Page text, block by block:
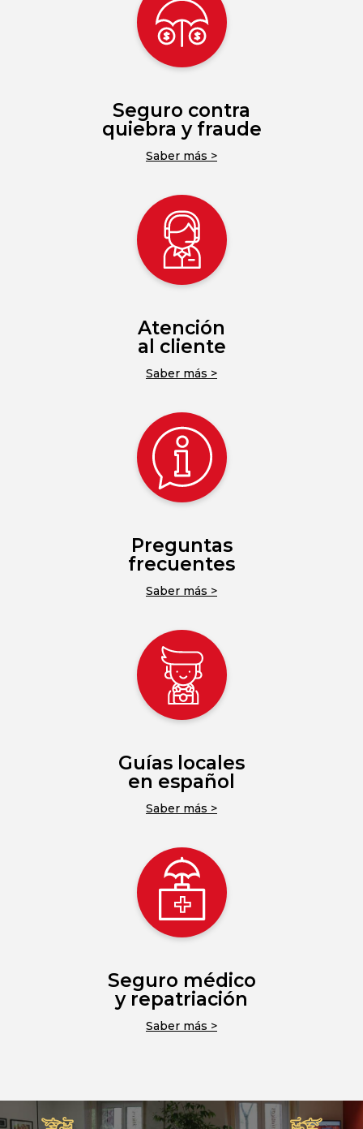
Seguro contra
quiebra y fraude
Saber más >
Atención
al cliente
Saber más >
Preguntas
frecuentes
Saber más >
Guías locales
en español
Saber más >
Seguro médico
y repatriación
Saber más >